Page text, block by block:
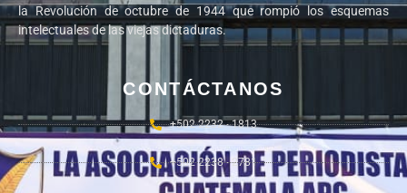
la Revolución de octubre de 1944 que rompió los esquemas
intelectuales de las viejas dictaduras.
CONTÁCTANOS
+502 2232 - 1813
+502 2238 - 2781